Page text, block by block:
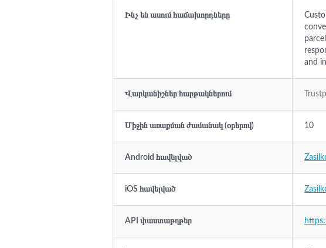
Ինչ են ասում հաճախորդները
and
Վարկանիշներ հարթակներում
Միջին առաքման ժամանակ (օրերով) 10
Android հավելված
iOS հավելված
API փաստաթղթեր